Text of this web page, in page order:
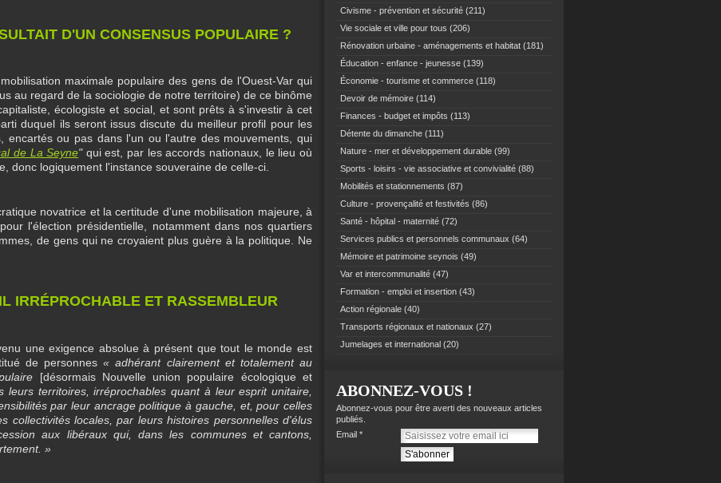
D'UN CONSENSUS POPULAIRE ?
maximale populaire des gens de l'Ouest-Var qui
au regard de la sociologie de notre territoire) de ce binôme
écologiste et social, et sont prêts à s'investir à cet
duquel ils seront issus discute du meilleur profil pour les
encartés ou pas dans l'un ou l'autre des mouvements, qui
de La Seyne"qui est, par les accords nationaux, le lieu où
donc logiquement l'instance souveraine de celle-ci.
novatrice et la certitude d'une mobilisation majeure, à
l'élection présidentielle, notamment dans nos quartiers
de gens qui ne croyaient plus guère à la politique. Ne
IRRÉPROCHABLE ET RASSEMBLEUR
une exigence absolue à présent que tout le monde est
de personnes« adhérant clairement et totalement au
[désormais Nouvelle union populaire écologique et
leurs territoires, irréprochables quant à leur esprit unitaire,
par leur ancrage politique à gauche, et, pour celles
collectivités locales, par leurs histoires personnelles d'élus
aux libéraux qui, dans les communes et cantons,
»
Civisme - prévention et sécurité (211)
Vie sociale et ville pour tous (206)
Rénovation urbaine - aménagements et habitat (181)
Éducation - enfance - jeunesse (139)
Économie - tourisme et commerce (118)
Devoir de mémoire (114)
Finances - budget et impôts (113)
Détente du dimanche (111)
Nature - mer et développement durable (99)
Sports - loisirs - vie associative et convivialité (88)
Mobilités et stationnements (87)
Culture - provençalité et festivités (86)
Santé - hôpital - maternité (72)
Services publics et personnels communaux (64)
Mémoire et patrimoine seynois (49)
Var et intercommunalité (47)
Formation - emploi et insertion (43)
Action régionale (40)
Transports régionaux et nationaux (27)
Jumelages et international (20)
ABONNEZ-VOUS !
Abonnez-vous pour être averti des nouveaux articles
publiés.
Email